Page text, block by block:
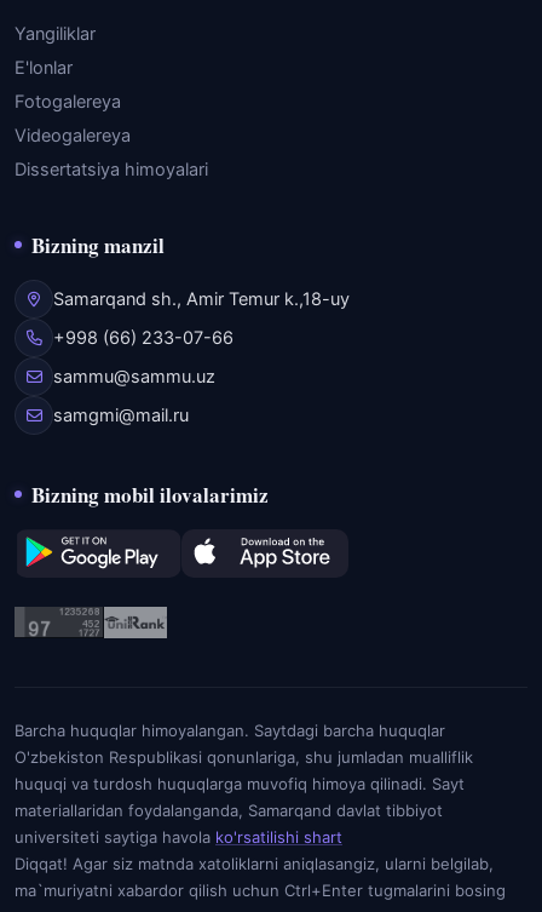
Yangiliklar
E'lonlar
Fotogalereya
Videogalereya
Dissertatsiya himoyalari
Bizning manzil
Samarqand sh., Amir Temur k.,18-uy
+998 (66) 233-07-66
sammu@sammu.uz
samgmi@mail.ru
Bizning mobil ilovalarimiz
Barcha huquqlar himoyalangan. Saytdagi barcha huquqlar
O'zbekiston Respublikasi qonunlariga, shu jumladan mualliflik
huquqi va turdosh huquqlarga muvofiq himoya qilinadi. Sayt
materiallaridan foydalanganda, Samarqand davlat tibbiyot
universiteti saytiga havola ko'rsatilishi shart
Diqqat! Agar siz matnda xatoliklarni aniqlasangiz, ularni belgilab,
ma`muriyatni xabardor qilish uchun Ctrl+Enter tugmalarini bosing